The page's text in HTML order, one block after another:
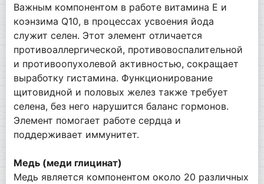
Важным компонентом в работе витамина Е и
коэнзима Q10, в процессах усвоения йода
служит селен. Этот элемент отличается
противоаллергической, противовоспалительной
и противоопухолевой активностью, сокращает
выработку гистамина. Функционирование
щитовидной и половых желез также требует
селена, без него нарушится баланс гормонов.
Элемент помогает работе сердца и
поддерживает иммунитет.
Медь (меди глицинат)
Медь является компонентом около 20 различных